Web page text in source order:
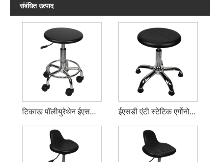
संबंधित उत्पाद
टिकाऊ पॉलीयुरेथेन ईएसडी लैब चेयर ईएसडी एंटी स्टेटिक एर्गोनोमिक लैब चेयर